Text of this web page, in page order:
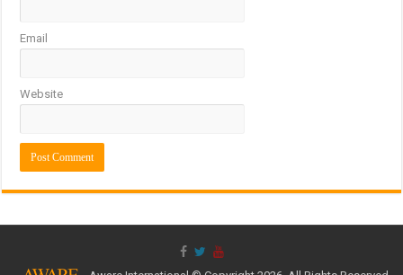
Email
Website